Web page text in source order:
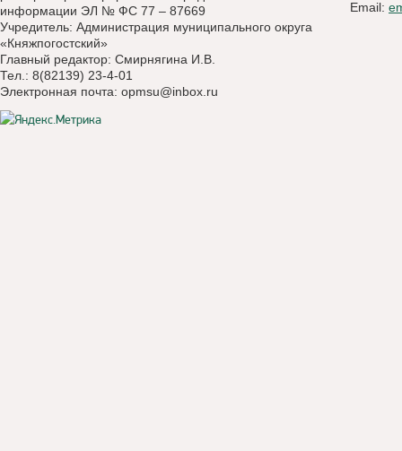
информации ЭЛ № ФС 77 – 87669
Учредитель: Администрация муниципального округа
«Княжпогостский»
Главный редактор: Смирнягина И.В.
Тел.: 8(82139) 23-4-01
Электронная почта: opmsu@inbox.ru
Email: